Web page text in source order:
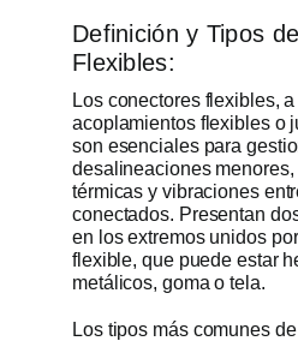
Definición y Tipos
Flexibles:
Los conectores flexibles,
acoplamientos flexibles o
son esenciales para
desalineaciones
térmicas y vibraciones
conectados. Presentan
en los extremos unidos
flexible, que puede estar
metálicos, goma o tela.
Los tipos más comunes